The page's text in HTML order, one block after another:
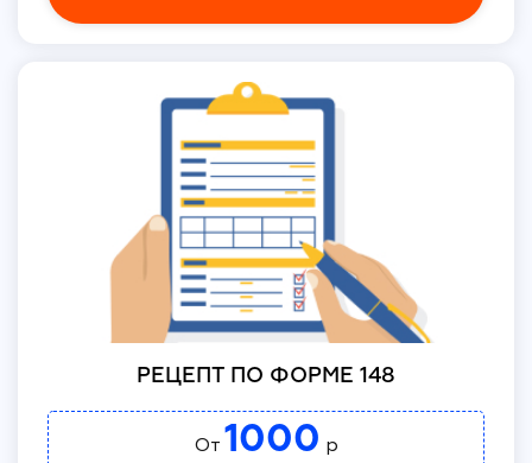
РЕЦЕПТ ПО ФОРМЕ 148
От 1000 р